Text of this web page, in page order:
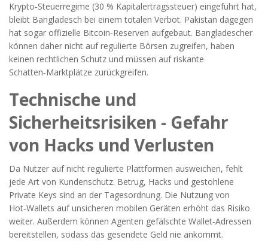
Krypto‑Steuerregime (30 % Kapitalertragssteuer) eingeführt hat,
bleibt Bangladesch bei einem totalen Verbot. Pakistan dagegen
hat sogar offizielle Bitcoin‑Reserven aufgebaut. Bangladescher
können daher nicht auf regulierte Börsen zugreifen, haben
keinen rechtlichen Schutz und müssen auf riskante
Schatten‑Marktplätze zurückgreifen.
Technische und
Sicherheitsrisiken - Gefahr
von Hacks und Verlusten
Da Nutzer auf nicht regulierte Plattformen ausweichen, fehlt
jede Art von Kundenschutz. Betrug, Hacks und gestohlene
Private Keys sind an der Tagesordnung. Die Nutzung von
Hot‑Wallets auf unsicheren mobilen Geräten erhöht das Risiko
weiter. Außerdem können Agenten gefälschte Wallet‑Adressen
bereitstellen, sodass das gesendete Geld nie ankommt.